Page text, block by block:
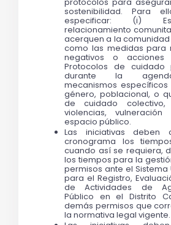
sostenibilidad. Para
especificar: (i)
relacionamiento
acerquen a la
como las medidas para
negativos o
Protocolos de
durante la
mecanismos
género, poblacional, o
de cuidado colectivo,
violencias,
espacio público.
Las iniciativas deben
cronograma los
cuando así se requiera,
los tiempos para la
permisos ante el Sistema
para el Registro,
de Actividades de
Público en el Distrito
demás permisos que
la normativa legal vigente.